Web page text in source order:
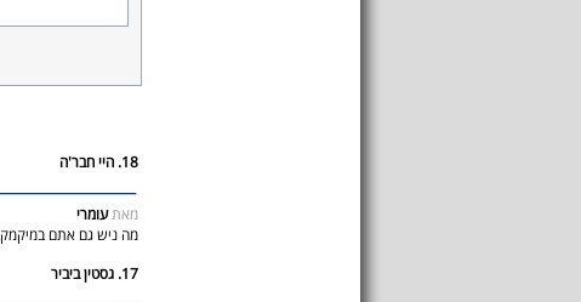
18. היי חבר'ה
מאתעומרי
מה ניש גם אתם במיקמק
17. גסטין ביביר